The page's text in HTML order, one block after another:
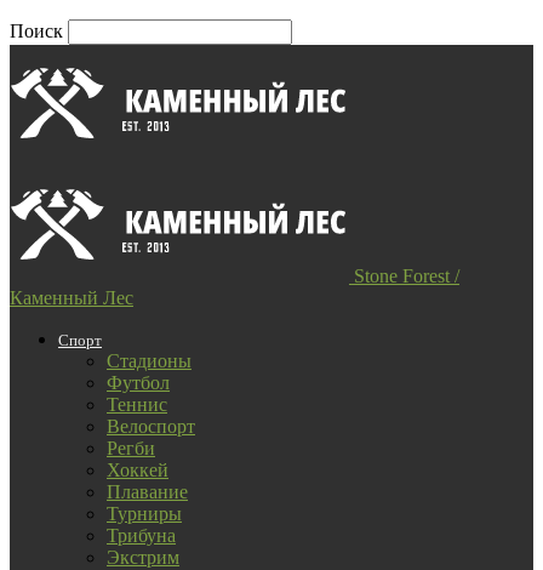
Поиск
Stone Forest /
Каменный Лес
Спорт
Стадионы
Футбол
Теннис
Велоспорт
Регби
Хоккей
Плавание
Турниры
Трибуна
Экстрим